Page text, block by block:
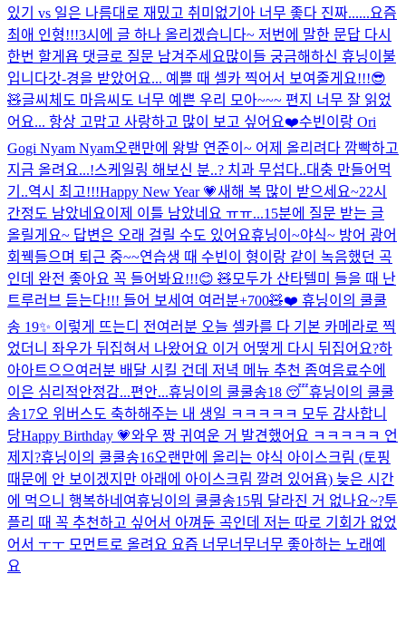
있기 vs 일은 나름대로 재밌고 취미없기 아 너무 좋다 진짜......요즘
최애 인형!!!3시에 글 하나 올리겠습니다~ 저번에 말한 문답 다시
한번 할게욥 댓글로 질문 남겨주세요많이들 궁금해하신 휴닝이불
입니다갓-경을 받았어요... 예쁠 때 셀카 찍어서 보여줄게요!!!😎
🧸글씨체도 마음씨도 너무 예쁜 우리 모아~~~ 편지 너무 잘 읽었
어요... 항상 고맙고 사랑하고 많이 보고 싶어요❤️수빈이랑 Ori
Gogi Nyam Nyam오랜만에 왕발 연준이~ 어제 올리려다 깜빡하고
지금 올려요...!스케일링 해보신 분..? 치과 무섭다..대충 만들어먹
기..역시 최고!!!Happy New Year 💗새해 복 많이 받으세요~22시
간정도 남았네요이제 이틀 남았네요 ㅠㅠ...15분에 질문 받는 글
올릴게요~ 답변은 오래 걸릴 수도 있어요휴닝이~야식~ 방어 광어
회 꿱들으며 퇴근 중~~연습생 때 수빈이 형이랑 같이 녹음했던 곡
인데 완전 좋아요 꼭 들어봐요!!!😊 🧸모두가 산타텔미 들을 때 난
트루러브 듣는다!!! 들어 보세여 여러분+700🧸❤️ 휴닝이의 쿨쿨
송 19✨ 이렇게 뜨는디 전여러분 오늘 셀카를 다 기본 카메라로 찍
었더니 좌우가 뒤집혀서 나왔어요 이거 어떻게 다시 뒤집어요?하
아아트으으여러분 배달 시킬 건데 저녁 메뉴 추천 좀여음료수에
이은 심리적안정감...편안...휴닝이의 쿨쿨송18 😴휴닝이의 쿨쿨
송17오 위버스도 축하해주는 내 생일 ㅋㅋㅋㅋㅋ 모두 감사합니
당Happy Birthday 💗와우 짱 귀여운 거 발견했어요 ㅋㅋㅋㅋㅋ 언
제지?휴닝이의 쿨쿨송16오랜만에 올리는 야식 아이스크림 (토핑
때문에 안 보이겠지만 아래에 아이스크림 깔려 있어욥) 늦은 시간
에 먹으니 행복하네여휴닝이의 쿨쿨송15뭐 달라진 거 없나요~?투
플리 때 꼭 추천하고 싶어서 아껴둔 곡인데 저는 따로 기회가 없었
어서 ㅜㅜ 모먼트로 올려요 요즘 너무너무너무 좋아하는 노래예
요